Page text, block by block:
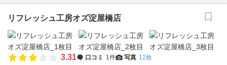
リフレッシュ工房オズ淀屋橋店
3.31 口コミ 1件 写真 12枚